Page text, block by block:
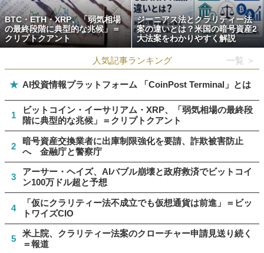
BTC・ETH・XRP、「弱気相場
の最終段階に典型的な兆候」＝
クリプトクアント
ジーニアス法とクラリティー法
案の違いとは？米国の暗号資産2
大法案をわかりやすく解説
人気記事ランキング 一覧 ＞
★ AI投資情報プラットフォーム 「CoinPost Terminal」とは
1
ビットコイン・イーサリアム・XRP、「弱気相場の最終段
階に典型的な兆候」＝クリプトクアント
2
暗号資産交換業者に出庫制限強化を要請、詐欺被害防止
へ 金融庁と警察庁
3
アーサー・ヘイズ、AIバブル崩壊と政府救済でビットコイ
ン100万ドル超と予想
4
「仮にクラリティー法不成立でも仮想通貨は前進」＝ビッ
トワイズCIO
5
米上院、クラリティー法案のクローチャー申請見送り続く
＝報道